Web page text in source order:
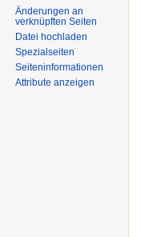
Änderungen an
verknüpften Seiten
Datei hochladen
Spezialseiten
Seiten­informationen
Attribute anzeigen